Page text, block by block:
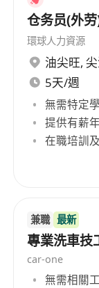
仓务员(外
環球人力資源
油尖旺,
5天/週
無需特定
提供有薪
在職培訓
兼職 最新
專業洗車技
car-one
無需相關